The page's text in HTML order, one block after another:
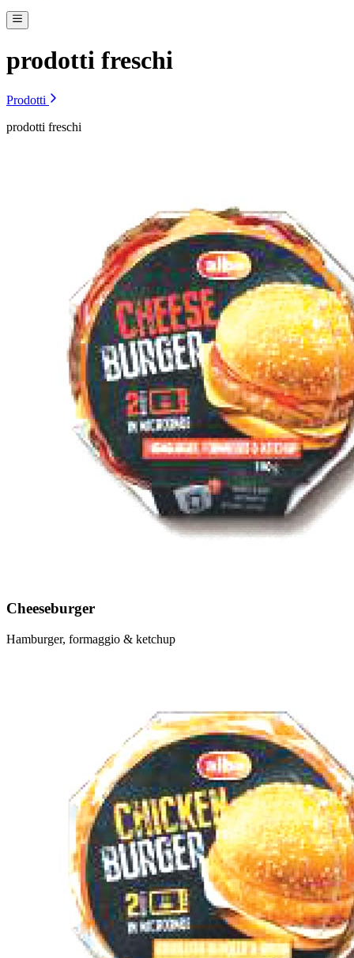
prodotti freschi
Prodotti
prodotti freschi
Cheeseburger
Hamburger, formaggio & ketchup